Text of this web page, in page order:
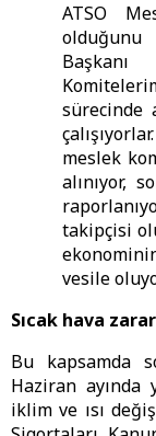
ATSO
sürecinde
meslek
alınıyor,
takipçisi
vesile
Sıcak hava
Bu kapsamda
Haziran ayında
iklim ve ısı